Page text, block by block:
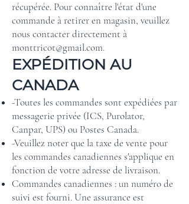
récupérée. Pour connaître l'état d'une
commande à retirer en magasin, veuillez
nous contacter directement à
monttricot@gmail.com.
EXPÉDITION AU
CANADA
-Toutes les commandes sont expédiées par
messagerie privée (ICS, Purolator,
Canpar, UPS) ou Postes Canada.
-Veuillez noter que la taxe de vente pour
les commandes canadiennes s'applique en
fonction de votre adresse de livraison.
Commandes canadiennes : un numéro de
suivi est fourni. Une assurance est